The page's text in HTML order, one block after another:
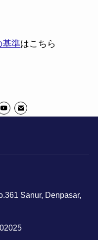
基準はこちら
Sanur, Denpasar,